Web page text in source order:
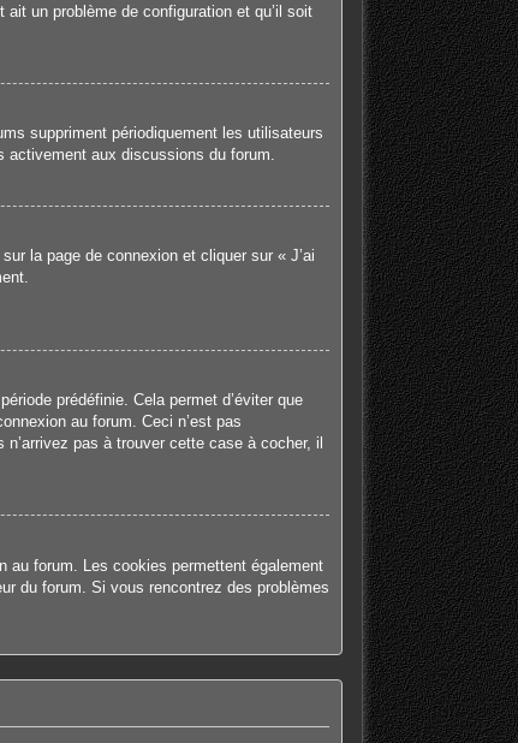
un problème de configuration et qu’il soit
suppriment périodiquement les utilisateurs
activement aux discussions du forum.
la page de connexion et cliquer sur « J’ai
prédéfinie. Cela permet d’éviter que
au forum. Ceci n’est pas
pas à trouver cette case à cocher, il
au forum. Les cookies permettent également
du forum. Si vous rencontrez des problèmes